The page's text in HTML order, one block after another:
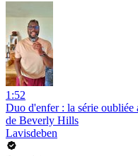
1:52
Duo d'enfer : la série
de Beverly Hills
Lavisdeben